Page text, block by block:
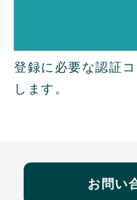
登録に必要な認証
します。
お問い